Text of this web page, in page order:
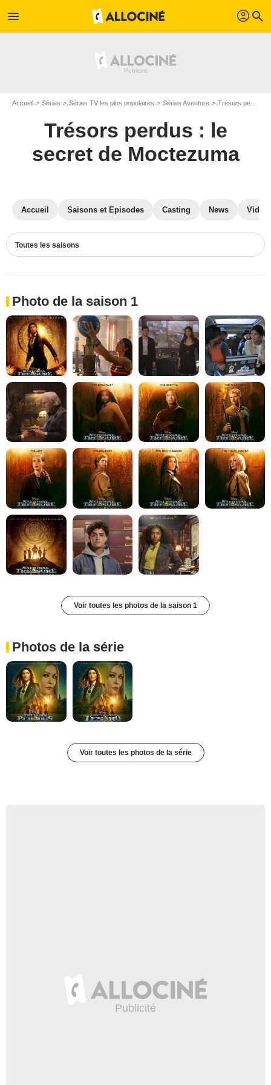
menu profil search
Accueil Séries Séries TV les plus populaires Séries Aventure Trésors perdus : le secret de Moctezuma
Trésors perdus : le
secret de Moctezuma
Accueil Saisons et Episodes Casting News
Toutes les saisons
Photo de la saison 1
Voir toutes les photos de la saison 1
Photos de la série
Voir toutes les photos de la série